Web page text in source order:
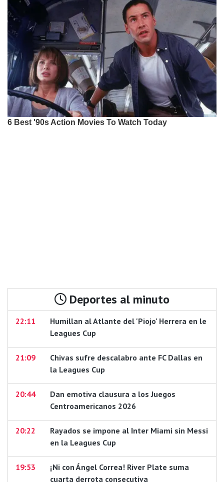
Deportes al minuto
22:11
Humillan al Atlante del 'Piojo' Herrera en le
Leagues Cup
21:09
Chivas sufre descalabro ante FC Dallas en
la Leagues Cup
20:44
Dan emotiva clausura a los Juegos
Centroamericanos 2026
20:22
Rayados se impone al Inter Miami sin Messi
en la Leagues Cup
19:53
¡Ni con Ángel Correa! River Plate suma
cuarta derrota consecutiva